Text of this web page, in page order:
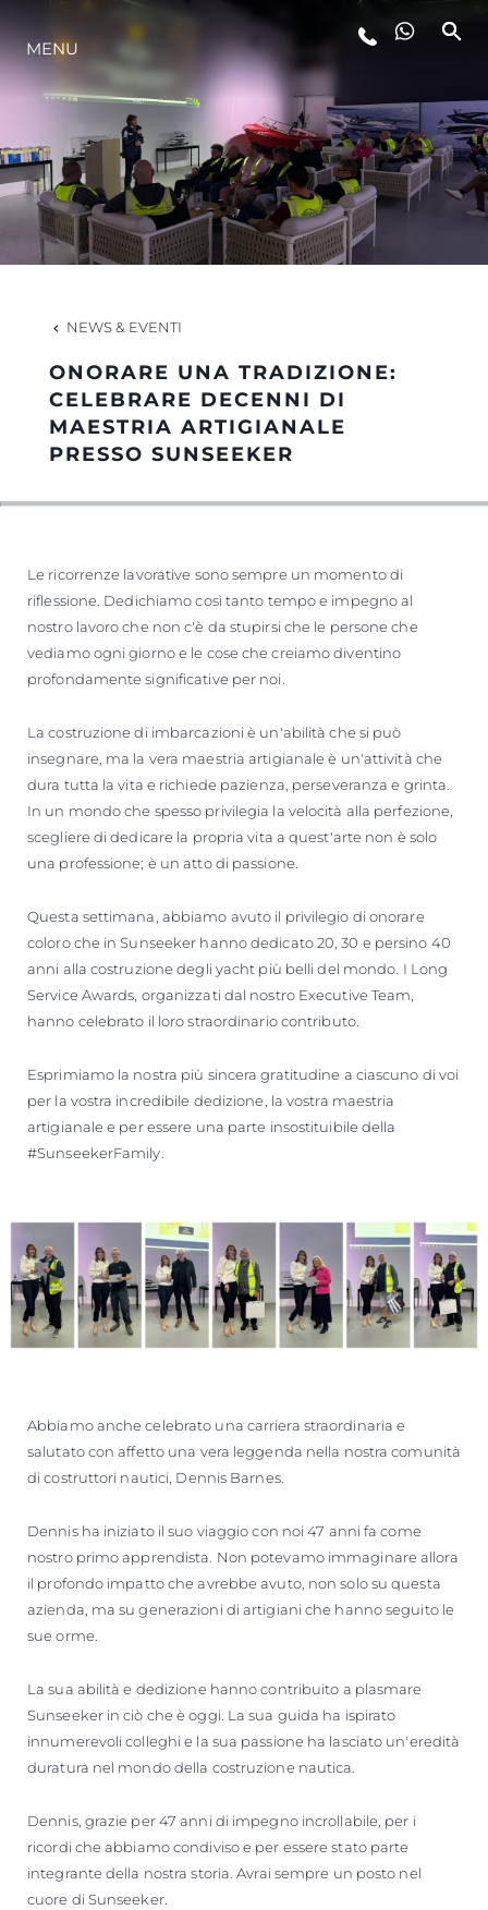
LIFESTYLE
INNOVAZIONE
L'AZIENDA
HERITAGE
MENU
NEWS & EVENTI
ONORARE UNA TRADIZIONE:
CELEBRARE DECENNI DI
MAESTRIA ARTIGIANALE
PRESSO SUNSEEKER
Le ricorrenze lavorative sono sempre un momento di
riflessione. Dedichiamo così tanto tempo e impegno al
nostro lavoro che non c'è da stupirsi che le persone che
vediamo ogni giorno e le cose che creiamo diventino
profondamente significative per noi.
La costruzione di imbarcazioni è un'abilità che si può
insegnare, ma la vera maestria artigianale è un'attività che
dura tutta la vita e richiede pazienza, perseveranza e grinta.
In un mondo che spesso privilegia la velocità alla perfezione,
scegliere di dedicare la propria vita a quest'arte non è solo
una professione; è un atto di passione.
Questa settimana, abbiamo avuto il privilegio di onorare
coloro che in Sunseeker hanno dedicato 20, 30 e persino 40
anni alla costruzione degli yacht più belli del mondo. I Long
Service Awards, organizzati dal nostro Executive Team,
hanno celebrato il loro straordinario contributo.
Esprimiamo la nostra più sincera gratitudine a ciascuno di voi
per la vostra incredibile dedizione, la vostra maestria
artigianale e per essere una parte insostituibile della
#SunseekerFamily.
Abbiamo anche celebrato una carriera straordinaria e
salutato con affetto una vera leggenda nella nostra comunità
di costruttori nautici, Dennis Barnes.
Dennis ha iniziato il suo viaggio con noi 47 anni fa come
nostro primo apprendista. Non potevamo immaginare allora
il profondo impatto che avrebbe avuto, non solo su questa
azienda, ma su generazioni di artigiani che hanno seguito le
sue orme.
La sua abilità e dedizione hanno contribuito a plasmare
Sunseeker in ciò che è oggi. La sua guida ha ispirato
innumerevoli colleghi e la sua passione ha lasciato un'eredità
duratura nel mondo della costruzione nautica.
Dennis, grazie per 47 anni di impegno incrollabile, per i
ricordi che abbiamo condiviso e per essere stato parte
integrante della nostra storia. Avrai sempre un posto nel
cuore di Sunseeker.